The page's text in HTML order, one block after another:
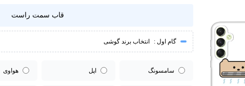
قاب سمت راست
گام اول : انتخاب برند گوشی
سامسونگ اپل هواوی